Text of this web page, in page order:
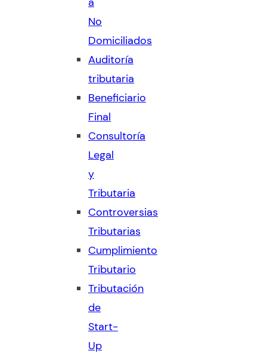
No
Domiciliados
Auditoría
tributaria
Beneficiario
Final
Consultoría
Legal
y
Tributaria
Controversias
Tributarias
Cumplimiento
Tributario
Tributación
de
Start-
Up